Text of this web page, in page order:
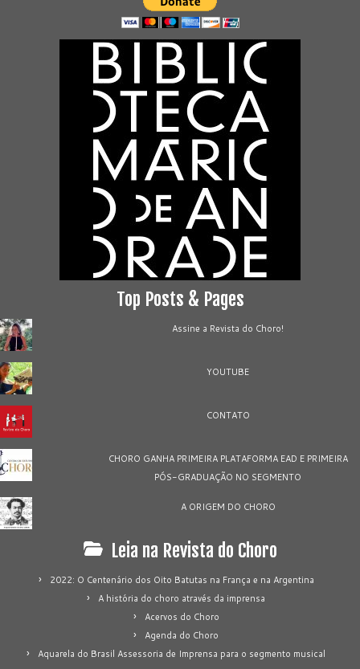
Top Posts & Pages
Assine a Revista do Choro!
YOUTUBE
CONTATO
CHORO GANHA PRIMEIRA PLATAFORMA EAD E PRIMEIRA
PÓS-GRADUAÇÃO NO SEGMENTO
A ORIGEM DO CHORO
Leia na Revista do Choro
2022: O Centenário dos Oito Batutas na França e na Argentina
A história do choro através da imprensa
Acervos do Choro
Agenda do Choro
Aquarela do Brasil Assessoria de Imprensa para o segmento musical